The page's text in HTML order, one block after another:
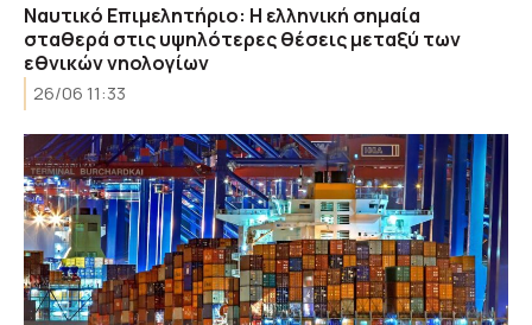
Ναυτικό Επιμελητήριο: Η ελληνική σημαία
σταθερά στις υψηλότερες θέσεις μεταξύ των
εθνικών νηολογίων
26/06 11:33